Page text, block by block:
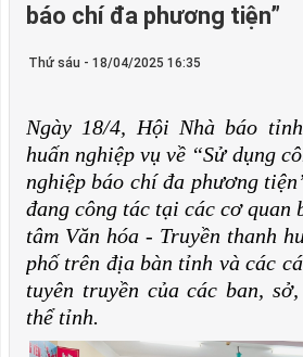
báo chí đa phương tiện”
Thứ sáu - 18/04/2025 16:35
Ngày 18/4, Hội Nhà báo
huấn nghiệp vụ về “Sử dụng
nghiệp báo chí đa phương
đang công tác tại các cơ quan
tâm Văn hóa - Truyền thanh
phố trên địa bàn tỉnh và các
tuyên truyền của các ban,
thể tỉnh.